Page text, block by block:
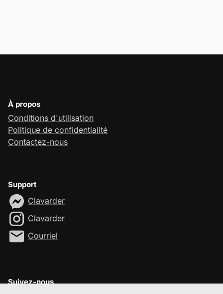
À propos
Conditions d'utilisation
Politique de confidentialité
Contactez-nous
Support
Clavarder
Clavarder
Courriel
Suivez-nous